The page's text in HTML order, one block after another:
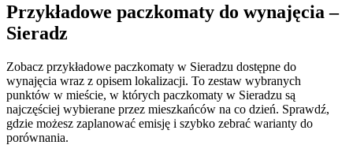
Przykładowe paczkomaty do wynajęcia –
Sieradz
Zobacz przykładowe paczkomaty w Sieradzu dostępne do
wynajęcia wraz z opisem lokalizacji. To zestaw wybranych
punktów w mieście, w których paczkomaty w Sieradzu są
najczęściej wybierane przez mieszkańców na co dzień. Sprawdź,
gdzie możesz zaplanować emisję i szybko zebrać warianty do
porównania.